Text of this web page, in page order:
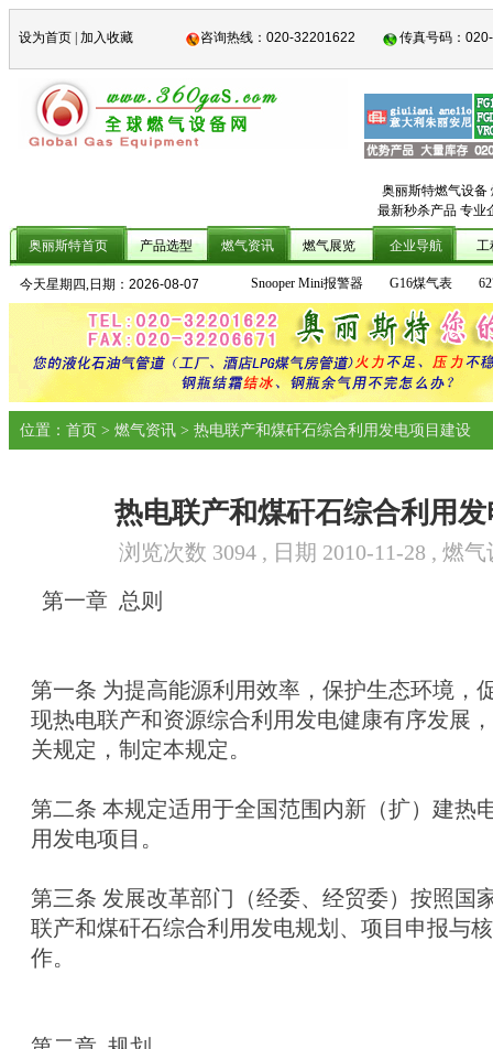
设为首页 加入收藏 咨询热线： 020-32201622 传真号码：
奥丽斯特燃气设备
最新秒杀产品 专业
奥丽斯特首页 产品选型 燃气资讯 燃气展览 企业导航 工
今天星期四,日期： 2026-08-07 Snooper Mini报警器 G16煤气表
位置：首页 > 燃气资讯 > 热电联产和煤矸石综合利用发电项目建设
热电联产和煤矸石综合利用
浏览次数 3094 , 日期 2010-11-28 , 燃
第一章 总则
第一条 为提高能源利用效率，保护生态环境，
现热电联产和资源综合利用发电健康有序发展
关规定，制定本规定。
第二条 本规定适用于全国范围内新（扩）建热
用发电项目。
第三条 发展改革部门（经委、经贸委）按照国
联产和煤矸石综合利用发电规划、项目申报与
作。